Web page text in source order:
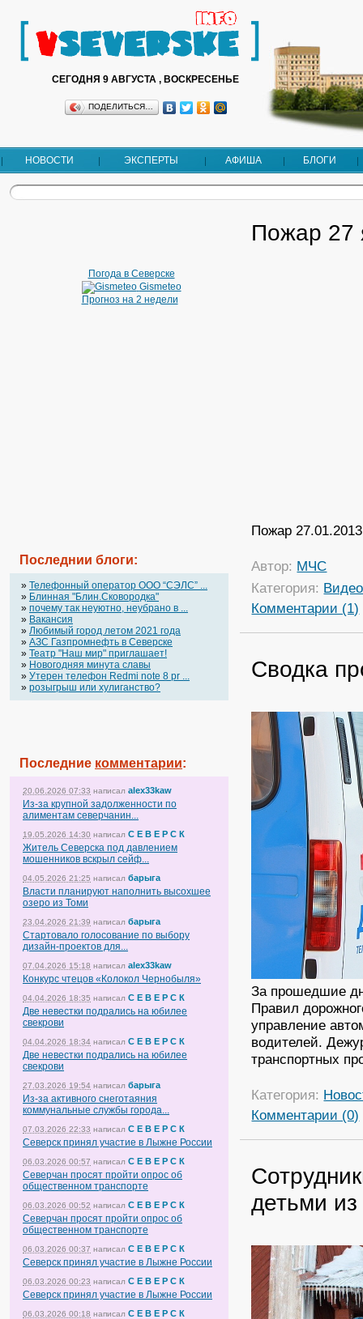
СЕГОДНЯ 9 АВГУСТА , ВОСКРЕСЕНЬЕ
ПОДЕЛИТЬСЯ…
НОВОСТИ ЭКСПЕРТЫ АФИША БЛОГИ
Погода в Северске
Gismeteo
Прогноз на 2 недели
Последнии блоги:
» Телефонный оператор OOO “СЭЛС” ...
» Блинная "Блин.Сковородка"
» почему так неуютно, неубрано в ...
» Вакансия
» Любимый город летом 2021 года
» АЗС Газпромнефть в Северске
» Театр "Наш мир" приглашает!
» Новогодняя минута славы
» Утерен телефон Redmi note 8 pr ...
» розыгрыш или хулиганство?
Последние комментарии:
20.06.2026 07:33 написал alex33kaw
Из-за крупной задолженности по
алиментам северчанин...
19.05.2026 14:30 написал С Е В Е Р С К
Житель Северска под давлением
мошенников вскрыл сейф...
04.05.2026 21:25 написал барыга
Власти планируют наполнить высохшее
озеро из Томи
23.04.2026 21:39 написал барыга
Стартовало голосование по выбору
дизайн-проектов для...
07.04.2026 15:18 написал alex33kaw
Конкурс чтецов «Колокол Чернобыля»
04.04.2026 18:35 написал С Е В Е Р С К
Две невестки подрались на юбилее
свекрови
04.04.2026 18:34 написал С Е В Е Р С К
Две невестки подрались на юбилее
свекрови
27.03.2026 19:54 написал барыга
Из-за активного снеготаяния
коммунальные службы города...
07.03.2026 22:33 написал С Е В Е Р С К
Северск принял участие в Лыжне России
06.03.2026 00:57 написал С Е В Е Р С К
Северчан просят пройти опрос об
общественном транспорте
06.03.2026 00:52 написал С Е В Е Р С К
Северчан просят пройти опрос об
общественном транспорте
06.03.2026 00:37 написал С Е В Е Р С К
Северск принял участие в Лыжне России
06.03.2026 00:23 написал С Е В Е Р С К
Северск принял участие в Лыжне России
06.03.2026 00:18 написал С Е В Е Р С К
Пожар 27
Пожар
Автор: МЧС
Категория: Видео
Комментарии (1)
Сводка
За прошедшие
Правил
управление
водителей.
транспортных
Категория:
Комментарии (0)
детьми